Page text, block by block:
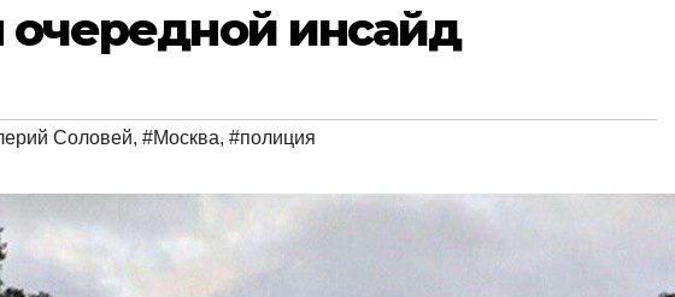
очередной инсайд
Соловей, #Москва, #полиция